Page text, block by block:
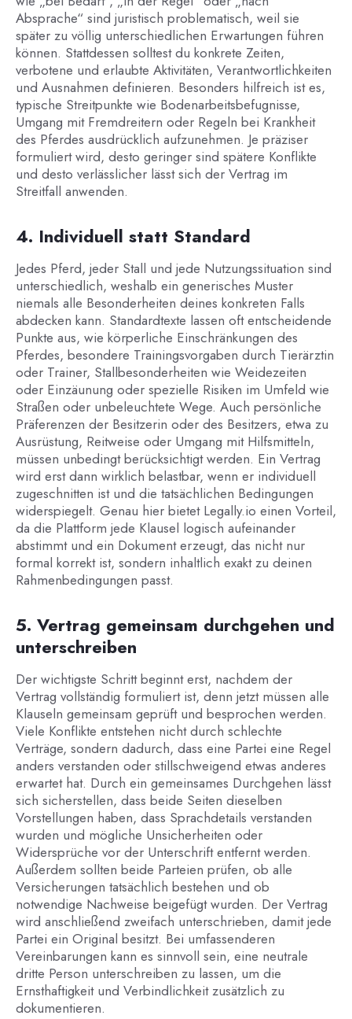
Absprache“ sind juristisch problematisch, weil sie
später zu völlig unterschiedlichen Erwartungen führen
können. Stattdessen solltest du konkrete Zeiten,
verbotene und erlaubte Aktivitäten, Verantwortlichkeiten
und Ausnahmen definieren. Besonders hilfreich ist es,
typische Streitpunkte wie Bodenarbeitsbefugnisse,
Umgang mit Fremdreitern oder Regeln bei Krankheit
des Pferdes ausdrücklich aufzunehmen. Je präziser
formuliert wird, desto geringer sind spätere Konflikte
und desto verlässlicher lässt sich der Vertrag im
Streitfall anwenden.
4. Individuell statt Standard
Jedes Pferd, jeder Stall und jede Nutzungssituation sind
unterschiedlich, weshalb ein generisches Muster
niemals alle Besonderheiten deines konkreten Falls
abdecken kann. Standardtexte lassen oft entscheidende
Punkte aus, wie körperliche Einschränkungen des
Pferdes, besondere Trainingsvorgaben durch Tierärztin
oder Trainer, Stallbesonderheiten wie Weidezeiten
oder Einzäunung oder spezielle Risiken im Umfeld wie
Straßen oder unbeleuchtete Wege. Auch persönliche
Präferenzen der Besitzerin oder des Besitzers, etwa zu
Ausrüstung, Reitweise oder Umgang mit Hilfsmitteln,
müssen unbedingt berücksichtigt werden. Ein Vertrag
wird erst dann wirklich belastbar, wenn er individuell
zugeschnitten ist und die tatsächlichen Bedingungen
widerspiegelt. Genau hier bietet Legally.io einen Vorteil,
da die Plattform jede Klausel logisch aufeinander
abstimmt und ein Dokument erzeugt, das nicht nur
formal korrekt ist, sondern inhaltlich exakt zu deinen
Rahmenbedingungen passt.
5. Vertrag gemeinsam durchgehen und
unterschreiben
Der wichtigste Schritt beginnt erst, nachdem der
Vertrag vollständig formuliert ist, denn jetzt müssen alle
Klauseln gemeinsam geprüft und besprochen werden.
Viele Konflikte entstehen nicht durch schlechte
Verträge, sondern dadurch, dass eine Partei eine Regel
anders verstanden oder stillschweigend etwas anderes
erwartet hat. Durch ein gemeinsames Durchgehen lässt
sich sicherstellen, dass beide Seiten dieselben
Vorstellungen haben, dass Sprachdetails verstanden
wurden und mögliche Unsicherheiten oder
Widersprüche vor der Unterschrift entfernt werden.
Außerdem sollten beide Parteien prüfen, ob alle
Versicherungen tatsächlich bestehen und ob
notwendige Nachweise beigefügt wurden. Der Vertrag
wird anschließend zweifach unterschrieben, damit jede
Partei ein Original besitzt. Bei umfassenderen
Vereinbarungen kann es sinnvoll sein, eine neutrale
dritte Person unterschreiben zu lassen, um die
Ernsthaftigkeit und Verbindlichkeit zusätzlich zu
dokumentieren.